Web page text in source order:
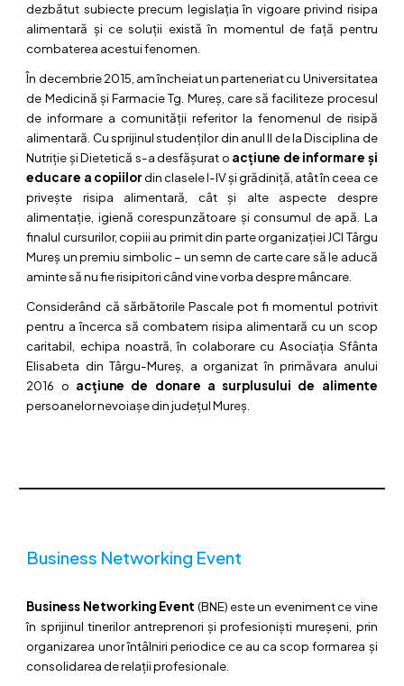
dezbătut subiecte precum legislația în vigoare privind risipa
alimentară și ce soluții există în momentul de față pentru
combaterea acestui fenomen.
În decembrie 2015, am încheiat un parteneriat cu Universitatea
de Medicină și Farmacie Tg. Mureș, care să faciliteze procesul
de informare a comunității referitor la fenomenul de risipă
alimentară. Cu sprijinul studenților din anul II de la Disciplina de
Nutriție și Dietetică s-a desfășurat o acțiune de informare și
educare a copiilordin clasele I-IV și grădiniță, atât în ceea ce
privește risipa alimentară, cât și alte aspecte despre
alimentație, igienă corespunzătoare și consumul de apă. La
finalul cursurilor, copiii au primit din parte organizației JCI Târgu
Mureș un premiu simbolic – un semn de carte care să le aducă
aminte să nu fie risipitori când vine vorba despre mâncare.
Considerând că sărbătorile Pascale pot fi momentul potrivit
pentru a încerca să combatem risipa alimentară cu un scop
caritabil, echipa noastră, în colaborare cu Asociația Sfânta
Elisabeta din Târgu-Mureș, a organizat în primăvara anului
2016 o acțiune de donare a surplusului de alimente
persoanelor nevoiașe din județul Mureș.
Business Networking Event
Business Networking Event (BNE) este un eveniment ce vine
în sprijinul tinerilor antreprenori și profesioniști mureșeni, prin
organizarea unor întâlniri periodice ce au ca scop formarea și
consolidarea de relații profesionale.